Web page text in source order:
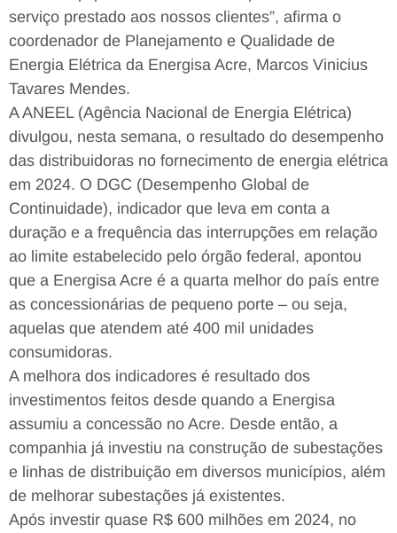
serviço prestado aos nossos clientes”, afirma o
coordenador de Planejamento e Qualidade de
Energia Elétrica da Energisa Acre, Marcos Vinicius
Tavares Mendes.
A ANEEL (Agência Nacional de Energia Elétrica)
divulgou, nesta semana, o resultado do desempenho
das distribuidoras no fornecimento de energia elétrica
em 2024. O DGC (Desempenho Global de
Continuidade), indicador que leva em conta a
duração e a frequência das interrupções em relação
ao limite estabelecido pelo órgão federal, apontou
que a Energisa Acre é a quarta melhor do país entre
as concessionárias de pequeno porte – ou seja,
aquelas que atendem até 400 mil unidades
consumidoras.
A melhora dos indicadores é resultado dos
investimentos feitos desde quando a Energisa
assumiu a concessão no Acre. Desde então, a
companhia já investiu na construção de subestações
e linhas de distribuição em diversos municípios, além
de melhorar subestações já existentes.
Após investir quase R$ 600 milhões em 2024, no